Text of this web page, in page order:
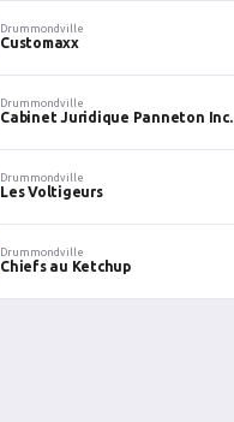
Drummondville
Customaxx
Drummondville
Cabinet Juridique Panneton Inc.
Drummondville
Les Voltigeurs
Drummondville
Chiefs au Ketchup